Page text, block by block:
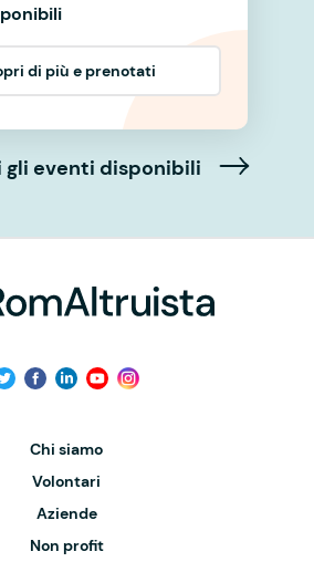
di più e prenotati
eventi disponibili
Chi siamo
Volontari
Aziende
Non profit